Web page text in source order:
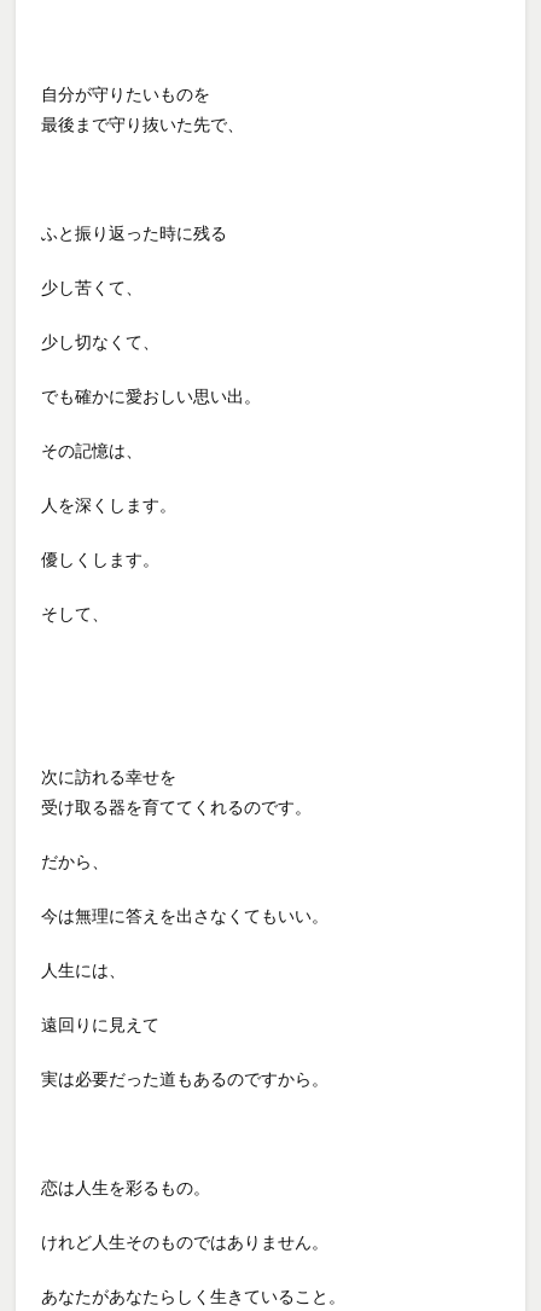
自分が守りたいものを
最後まで守り抜いた先で、
ふと振り返った時に残る
少し苦くて、
少し切なくて、
でも確かに愛おしい思い出。
その記憶は、
人を深くします。
優しくします。
そして、
次に訪れる幸せを
受け取る器を育ててくれるのです。
だから、
今は無理に答えを出さなくてもいい。
人生には、
遠回りに見えて
実は必要だった道もあるのですから。
恋は人生を彩るもの。
けれど人生そのものではありません。
あなたがあなたらしく生きていること。